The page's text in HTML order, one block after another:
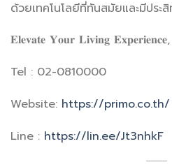
ด้วยเทคโนโลยีที่ทันสมัยและมีประ
𝐄𝐥𝐞𝐯𝐚𝐭𝐞 𝐘𝐨𝐮𝐫 𝐋𝐢𝐯𝐢𝐧𝐠
Tel : 02-0810000
Website: https://primo.co.th/
Line : https://lin.ee/Jt3nhkF